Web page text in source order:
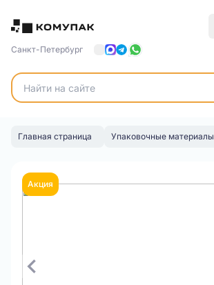
Санкт-Петербург
Главная страница Упаковочные материалы
Акция